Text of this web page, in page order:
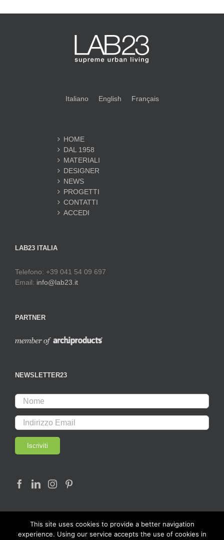
Italiano English Français
HOME
DAL 1958
MATERIALI
DESIGNER
NEWS
PROGETTI
CONTATTI
ACCEDI
LAB23 ITALIA
Telefono: +39 041 54 09 697
Email: info@lab23.it
PARTNER
NEWSLETTER23
This site uses cookies to provide a better navigation
experience. Using our service accepts the use of cookies in